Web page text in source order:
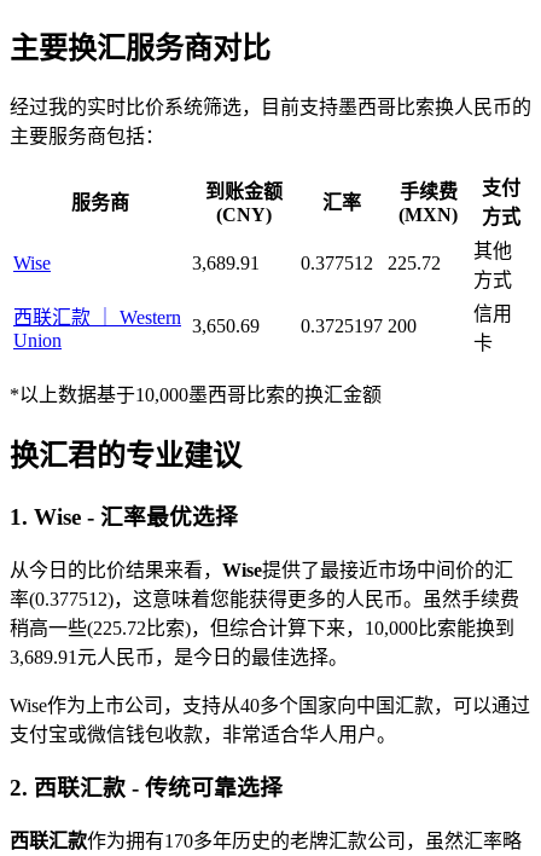
主要换汇服务商对比
经过我的实时比价系统筛选，目前支持墨西哥比索换人民币的
主要服务商包括：
服务商
到账金额
(CNY)
汇率
手续费
(MXN)
支付
方式
Wise 3,689.91 0.377512 225.72
其他
方式
西联汇款 ｜ Western
Union
3,650.69 0.3725197 200
信用
卡
*以上数据基于10,000墨西哥比索的换汇金额
换汇君的专业建议
1. Wise - 汇率最优选择
从今日的比价结果来看， Wise提供了最接近市场中间价的汇
率(0.377512)，这意味着您能获得更多的人民币。虽然手续费
稍高一些(225.72比索)，但综合计算下来，10,000比索能换到
3,689.91元人民币，是今日的最佳选择。
Wise作为上市公司，支持从40多个国家向中国汇款，可以通过
支付宝或微信钱包收款，非常适合华人用户。
2. 西联汇款 - 传统可靠选择
西联汇款作为拥有170多年历史的老牌汇款公司，虽然汇率略